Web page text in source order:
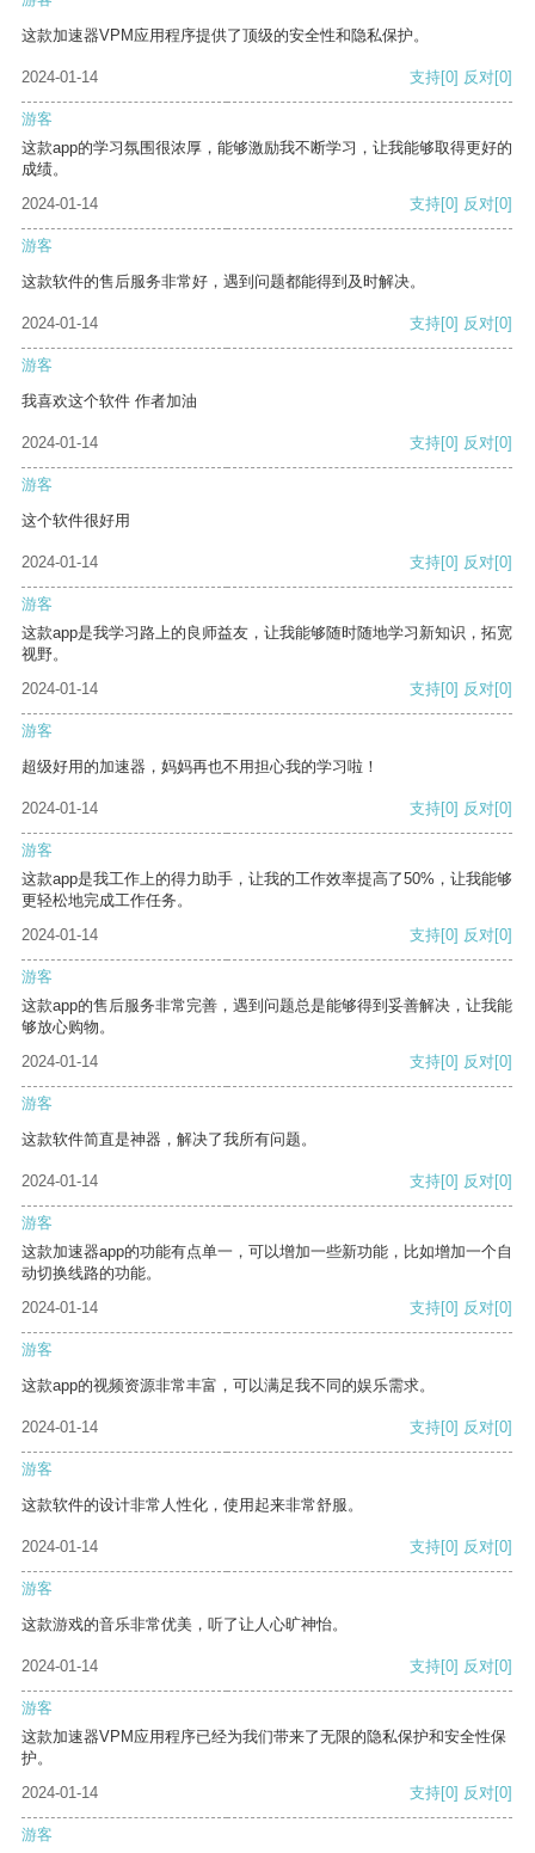
这款加速器VPM应用程序提供了顶级的安全性和隐私保护。
2024-01-14 支持[0] 反对[0]
游客
这款app的学习氛围很浓厚，能够激励我不断学习，让我能够取得更好的
成绩。
2024-01-14
支持[0] 反对[0]
游客
这款软件的售后服务非常好，遇到问题都能得到及时解决。
2024-01-14 支持[0] 反对[0]
游客
我喜欢这个软件 作者加油
2024-01-14 支持[0] 反对[0]
游客
这个软件很好用
2024-01-14 支持[0] 反对[0]
游客
这款app是我学习路上的良师益友，让我能够随时随地学习新知识，拓宽
视野。
2024-01-14
支持[0] 反对[0]
游客
超级好用的加速器，妈妈再也不用担心我的学习啦！
2024-01-14 支持[0] 反对[0]
游客
这款app是我工作上的得力助手，让我的工作效率提高了50%，让我能够
更轻松地完成工作任务。
2024-01-14
支持[0] 反对[0]
游客
这款app的售后服务非常完善，遇到问题总是能够得到妥善解决，让我能
够放心购物。
2024-01-14
支持[0] 反对[0]
游客
这款软件简直是神器，解决了我所有问题。
2024-01-14 支持[0] 反对[0]
游客
这款加速器app的功能有点单一，可以增加一些新功能，比如增加一个自
动切换线路的功能。
2024-01-14
支持[0] 反对[0]
游客
这款app的视频资源非常丰富，可以满足我不同的娱乐需求。
2024-01-14 支持[0] 反对[0]
游客
这款软件的设计非常人性化，使用起来非常舒服。
2024-01-14 支持[0] 反对[0]
游客
这款游戏的音乐非常优美，听了让人心旷神怡。
2024-01-14 支持[0] 反对[0]
游客
这款加速器VPM应用程序已经为我们带来了无限的隐私保护和安全性保
护。
2024-01-14
支持[0] 反对[0]
游客